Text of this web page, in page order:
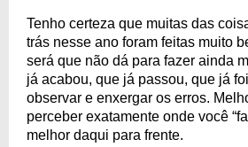
Tenho certeza que muitas das
trás nesse ano foram feitas muito
será que não dá para fazer ainda
já acabou, que já passou, que já
observar e enxergar os erros.
perceber exatamente onde você
melhor daqui para frente.